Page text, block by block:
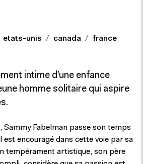
etats-unis canada
france
intime d’une enfance
homme solitaire qui aspire
Sammy Fabelman passe son temps
est encouragé dans cette voie par sa
tempérament artistique, son père